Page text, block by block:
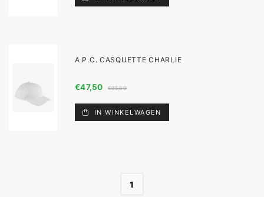
A.P.C. CASQUETTE CHARLIE
€47,50 €95,00
IN WINKELWAGEN
1